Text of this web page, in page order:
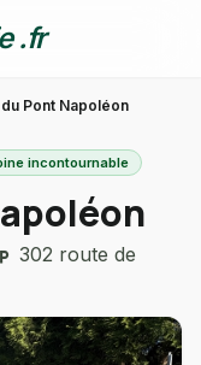
.fr
Pont Napoléon
incontournable
local_parking 302 route de